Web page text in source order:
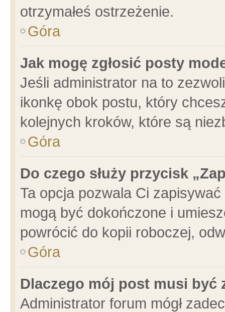
otrzymałeś ostrzeżenie.
Góra
Jak mogę zgłosić posty
Jeśli administrator na to
ikonkę obok postu, który
kolejnych kroków, które są
Góra
Do czego służy przycisk
Ta opcja pozwala Ci
mogą być dokończone i
powrócić do kopii roboczej,
Góra
Dlaczego mój post musi być
Administrator forum mógł